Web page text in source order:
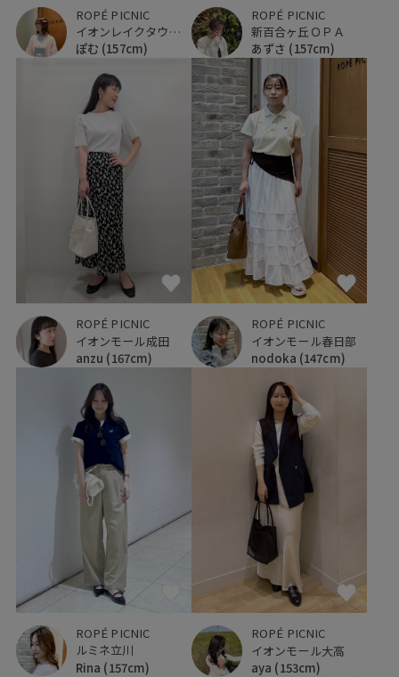
ROPÉ PICNIC
イオンレイクタウンKaze
ぽむ (157cm)
ROPÉ PICNIC
新百合ヶ丘ＯＰＡ
あずさ (157cm)
ROPÉ PICNIC
イオンモール成田
anzu (167cm)
ROPÉ PICNIC
イオンモール春日部
nodoka (147cm)
ROPÉ PICNIC
ルミネ立川
Rina (157cm)
ROPÉ PICNIC
イオンモール大高
aya (153cm)